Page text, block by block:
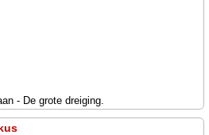
- De grote dreiging.